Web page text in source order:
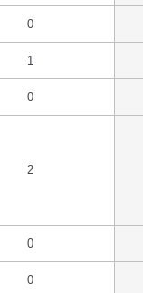
0
1
0
2
0
0